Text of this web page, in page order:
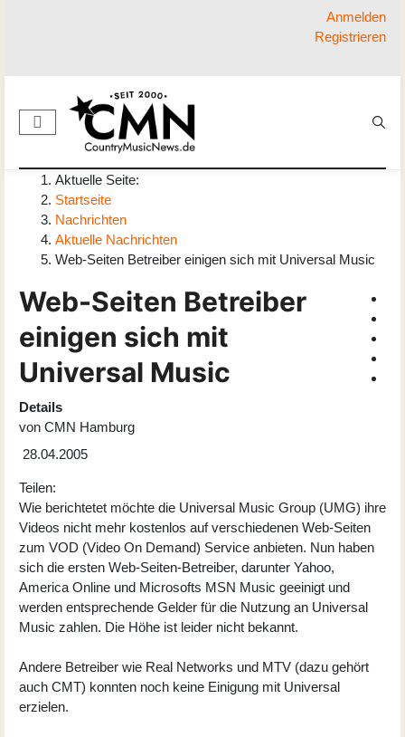
Anmelden
Registrieren
Aktuelle Seite:
Startseite
Nachrichten
Aktuelle Nachrichten
Web-Seiten Betreiber einigen sich mit Universal Music
Web-Seiten Betreiber
einigen sich mit
Universal Music
Details
von CMN Hamburg
28.04.2005
Teilen:
Wie berichtetet möchte die Universal Music Group (UMG) ihre
Videos nicht mehr kostenlos auf verschiedenen Web-Seiten
zum VOD (Video On Demand) Service anbieten. Nun haben
sich die ersten Web-Seiten-Betreiber, darunter Yahoo,
America Online und Microsofts MSN Music geeinigt und
werden entsprechende Gelder für die Nutzung an Universal
Music zahlen. Die Höhe ist leider nicht bekannt.
Andere Betreiber wie Real Networks und MTV (dazu gehört
auch CMT) konnten noch keine Einigung mit Universal
erzielen.